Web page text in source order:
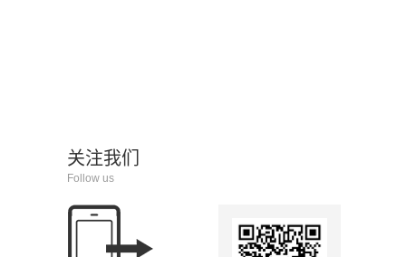
关注我们
Follow us